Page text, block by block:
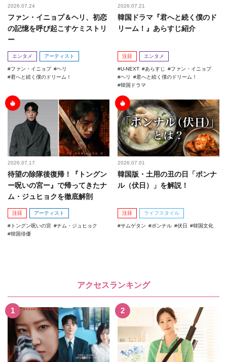
2026.07.24
ファン・イニョプ＆ヘリ、初恋
の記憶を呼び起こすケミストリ
ー
エンタメ アーティスト
ファン・イニョプ
ヘリ
君へと続く僕のドリーム！
2026.07.21
韓国ドラマ『君へと続く僕のド
リーム！』あらすじ紹介
注目 エンタメ
U-NEXT あらすじ
ファン・イニョプ
ヘリ
君へと続く僕のドリーム！
韓国ドラマ
2026.07.17
待望の除隊後復帰！『トングン
ー呪いの宮ー』で帰ってきたナ
ム・ジュヒョクを徹底解剖
注目 アーティスト
トングン呪いの宮
ナム・ジュヒョク
韓国俳優
2026.07.01
韓国版・土用の丑の日「ポンナ
ル（伏日）」を解説！
注目 ライフスタイル
サムゲタン ポンナル 伏日 韓国文化
アクセスランキング